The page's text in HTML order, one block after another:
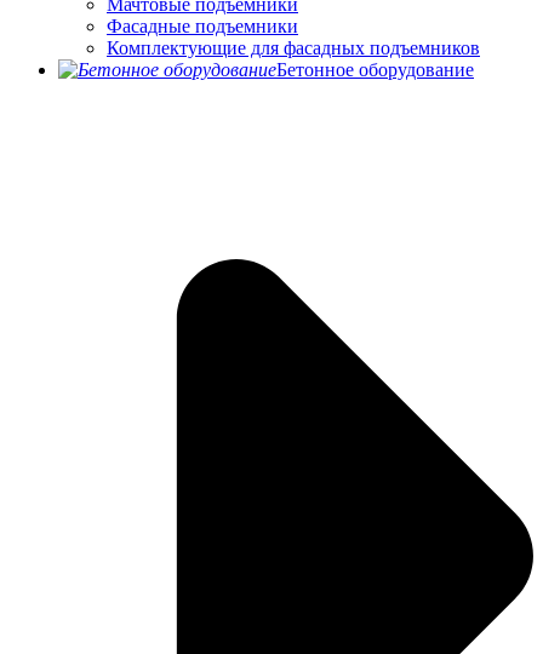
Мачтовые подъемники
Фасадные подъемники
Комплектующие для фасадных подъемников
Бетонное оборудование